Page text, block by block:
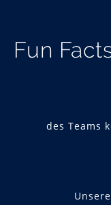
Fun
des Teams